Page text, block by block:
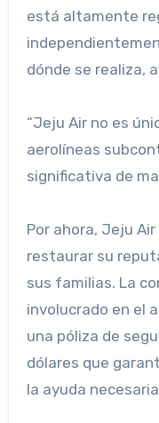
está altamente
dónde se realiza,
“Jeju Air no es
aerolíneas
significativa de
Por ahora, Jeju
restaurar su
sus familias. La
involucrado en el
una póliza de
dólares que
la ayuda